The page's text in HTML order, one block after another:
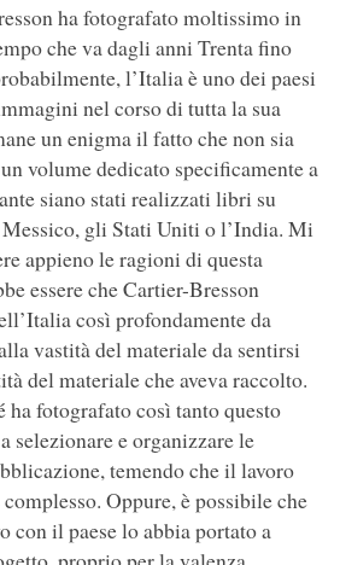
ha fotografato moltissimo in
che va dagli anni Trenta fino
l’Italia è uno dei paesi
nel corso di tutta la sua
un enigma il fatto che non sia
volume dedicato specificamente a
siano stati realizzati libri su
gli Stati Uniti o l’India. Mi
appieno le ragioni di questa
essere che Cartier-Bresson
così profondamente da
vastità del materiale da sentirsi
del materiale che aveva raccolto.
ha fotografato così tanto questo
selezionare e organizzare le
temendo che il lavoro
Oppure, è possibile che
con il paese lo abbia portato a